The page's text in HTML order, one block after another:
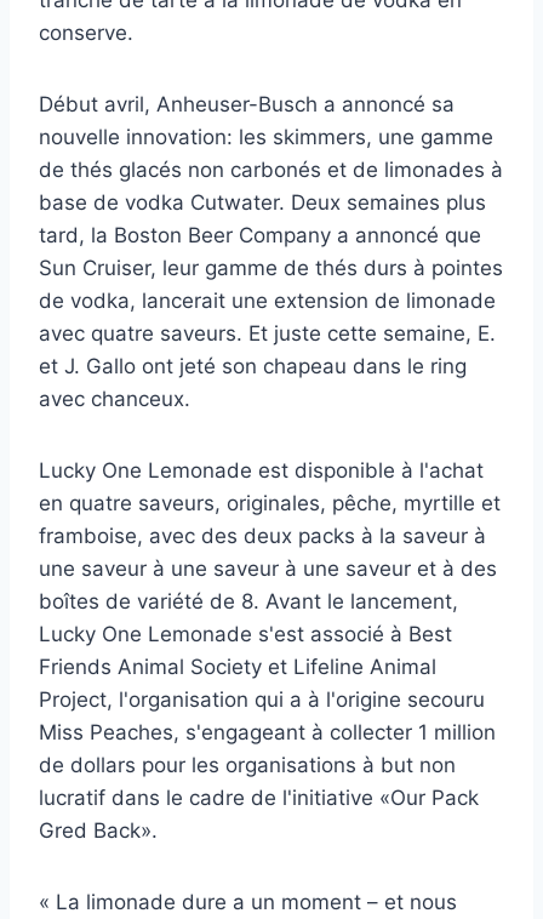
conserve.
Début avril, Anheuser-Busch a annoncé sa
nouvelle innovation: les skimmers, une gamme
de thés glacés non carbonés et de limonades à
base de vodka Cutwater. Deux semaines plus
tard, la Boston Beer Company a annoncé que
Sun Cruiser, leur gamme de thés durs à pointes
de vodka, lancerait une extension de limonade
avec quatre saveurs. Et juste cette semaine, E.
et J. Gallo ont jeté son chapeau dans le ring
avec chanceux.
Lucky One Lemonade est disponible à l'achat
en quatre saveurs, originales, pêche, myrtille et
framboise, avec des deux packs à la saveur à
une saveur à une saveur à une saveur et à des
boîtes de variété de 8. Avant le lancement,
Lucky One Lemonade s'est associé à Best
Friends Animal Society et Lifeline Animal
Project, l'organisation qui a à l'origine secouru
Miss Peaches, s'engageant à collecter 1 million
de dollars pour les organisations à but non
lucratif dans le cadre de l'initiative «Our Pack
Gred Back».
« La limonade dure a un moment – et nous